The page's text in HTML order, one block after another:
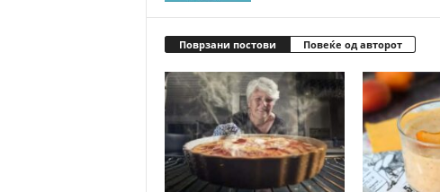
Поврзани постови Повеќе од авторот